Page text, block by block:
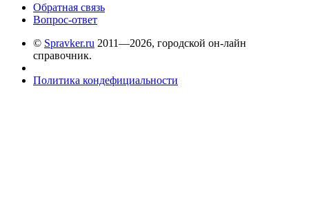
Обратная связь
Вопрос-ответ
© Spravker.ru 2011—2026, городской он-лайн
справочник.
Политика кондефициальности